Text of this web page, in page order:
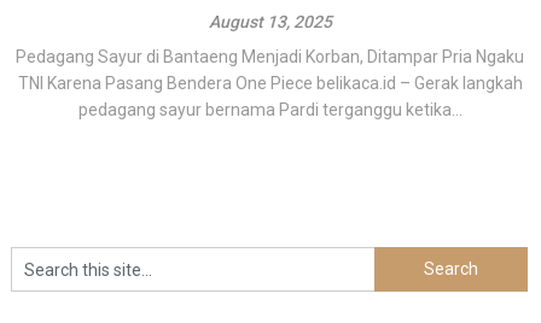
August 13, 2025
Pedagang Sayur di Bantaeng Menjadi Korban, Ditampar Pria Ngaku
TNI Karena Pasang Bendera One Piece belikaca.id – Gerak langkah
pedagang sayur bernama Pardi terganggu ketika...